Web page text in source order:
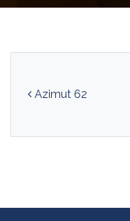
Azimut 62